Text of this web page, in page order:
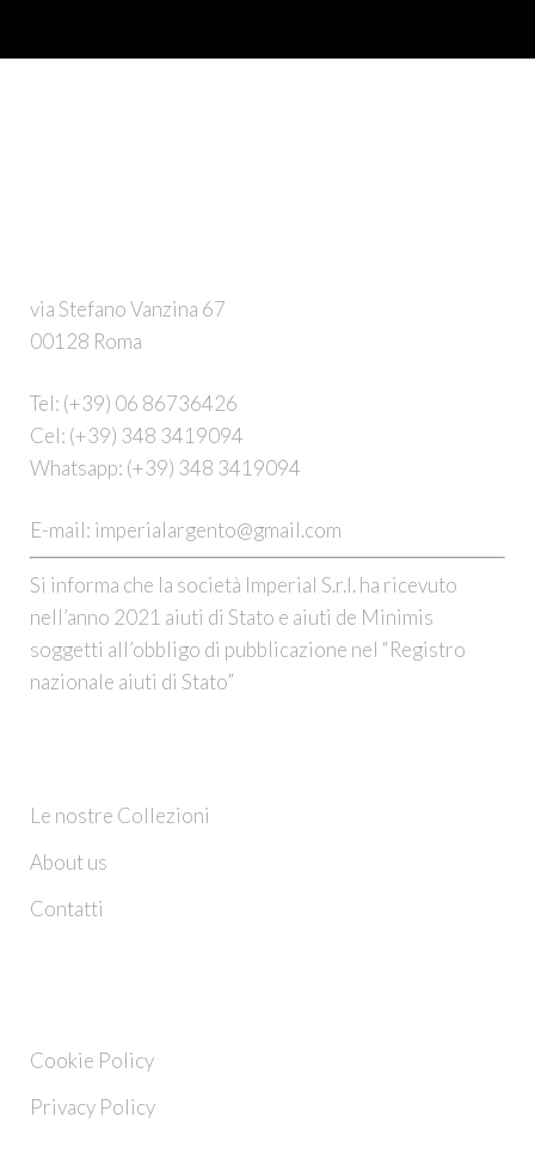
via Stefano Vanzina 67
00128 Roma
Tel: (+39) 06 86736426
Cel: (+39) 348 3419094
Whatsapp: (+39) 348 3419094
E-mail: imperialargento@gmail.com
Si informa che la società Imperial S.r.l. ha ricevuto
nell’anno 2021 aiuti di Stato e aiuti de Minimis
soggetti all’obbligo di pubblicazione nel “Registro
nazionale aiuti di Stato”
Le nostre Collezioni
About us
Contatti
Cookie Policy
Privacy Policy